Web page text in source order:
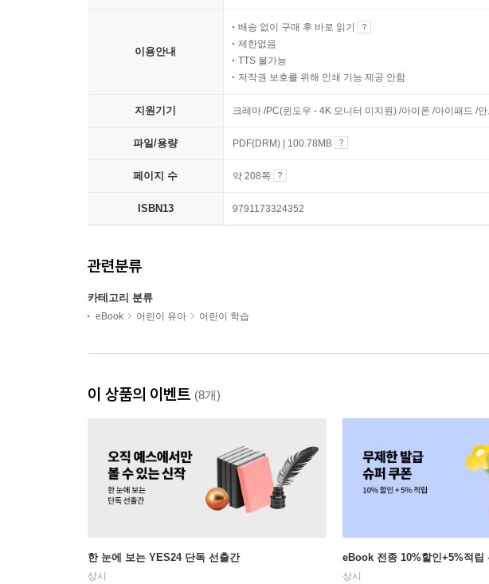
이용안내
배송 없이 구매 후 바로 읽기
제한없음
TTS 불가능
저작권 보호를 위해 인쇄 기능 제공 안함
지원기기 크레마 /PC(윈도우 - 4K 모니터 미지원) /아이폰 /아이패드 /
파일/용량 PDF(DRM) | 100.78MB
페이지 수 약 208쪽
ISBN13 9791173324352
관련분류
카테고리 분류
eBook 어린이 유아 어린이 학습
이 상품의 이벤트 (8개)
한 눈에 보는 YES24 단독 선출간
상시
eBook 전종 10%할인+5%적립
상시